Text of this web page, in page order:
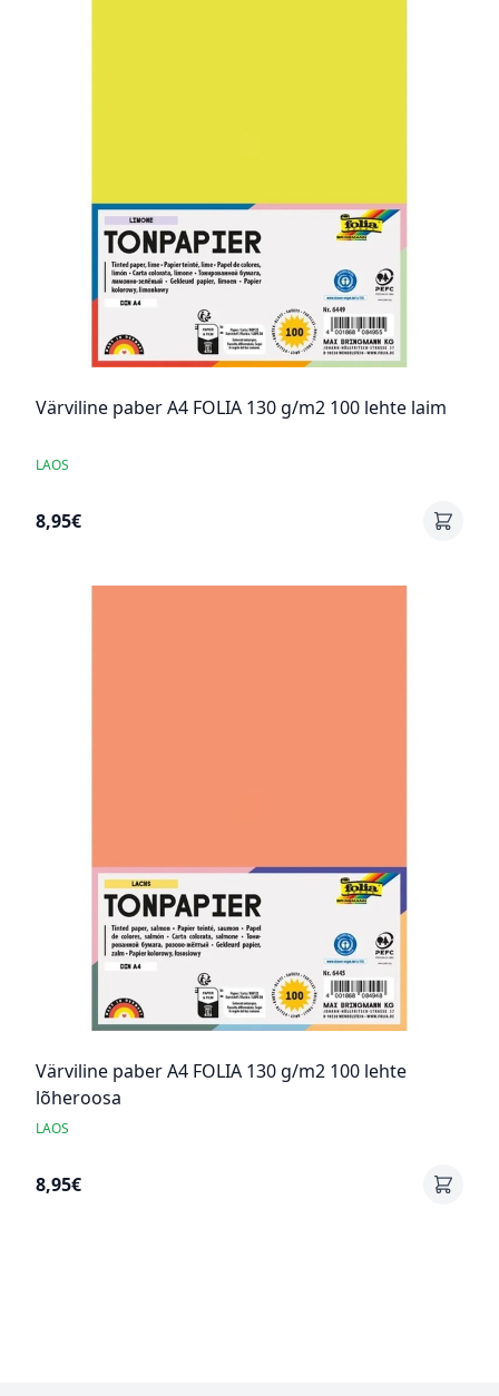
Värviline paber A4 FOLIA 130 g/m2 100 lehte laim
LAOS
8,95€
Värviline paber A4 FOLIA 130 g/m2 100 lehte
lõheroosa
LAOS
8,95€